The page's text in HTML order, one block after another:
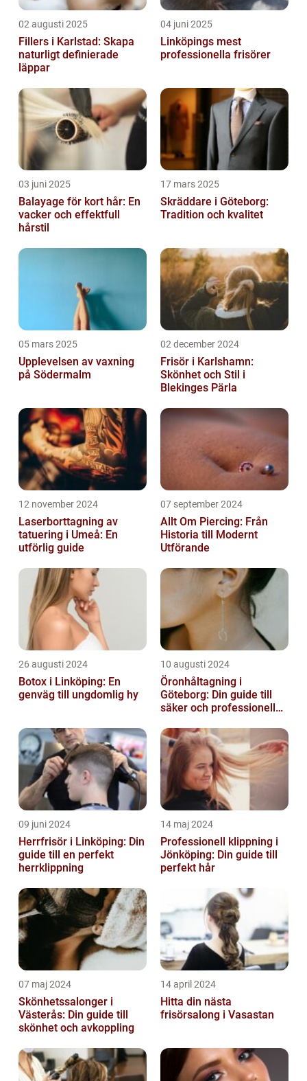
02 augusti 2025
Fillers i Karlstad: Skapa
naturligt definierade
läppar
04 juni 2025
Linköpings mest
professionella frisörer
03 juni 2025
Balayage för kort hår: En
vacker och effektfull
hårstil
17 mars 2025
Skräddare i Göteborg:
Tradition och kvalitet
05 mars 2025
Upplevelsen av vaxning
på Södermalm
02 december 2024
Frisör i Karlshamn:
Skönhet och Stil i
Blekinges Pärla
12 november 2024
Laserborttagning av
tatuering i Umeå: En
utförlig guide
07 september 2024
Allt Om Piercing: Från
Historia till Modernt
Utförande
26 augusti 2024
Botox i Linköping: En
genväg till ungdomlig hy
10 augusti 2024
Öronhåltagning i
Göteborg: Din guide till
säker och professionell
09 juni 2024
Herrfrisör i Linköping: Din
guide till en perfekt
herrklippning
14 maj 2024
Professionell klippning i
Jönköping: Din guide till
perfekt hår
07 maj 2024
Skönhetssalonger i
Västerås: Din guide till
skönhet och avkoppling
14 april 2024
Hitta din nästa
frisörsalong i Vasastan